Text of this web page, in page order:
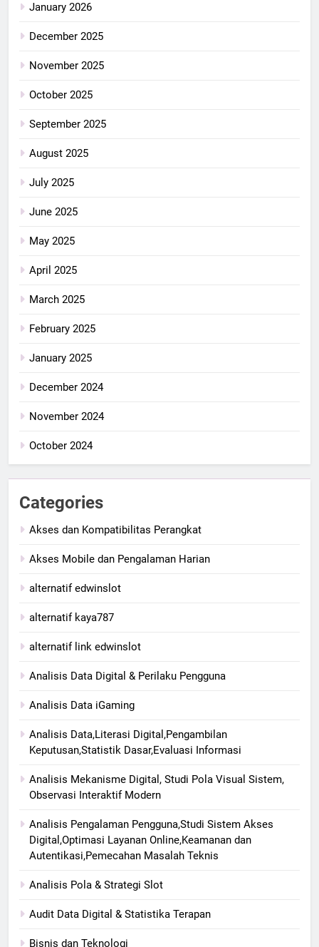
January 2026
December 2025
November 2025
October 2025
September 2025
August 2025
July 2025
June 2025
May 2025
April 2025
March 2025
February 2025
January 2025
December 2024
November 2024
October 2024
Categories
Akses dan Kompatibilitas Perangkat
Akses Mobile dan Pengalaman Harian
alternatif edwinslot
alternatif kaya787
alternatif link edwinslot
Analisis Data Digital & Perilaku Pengguna
Analisis Data iGaming
Analisis Data,Literasi Digital,Pengambilan
Keputusan,Statistik Dasar,Evaluasi Informasi
Analisis Mekanisme Digital, Studi Pola Visual Sistem,
Observasi Interaktif Modern
Analisis Pengalaman Pengguna,Studi Sistem Akses
Digital,Optimasi Layanan Online,Keamanan dan
Autentikasi,Pemecahan Masalah Teknis
Analisis Pola & Strategi Slot
Audit Data Digital & Statistika Terapan
Bisnis dan Teknologi